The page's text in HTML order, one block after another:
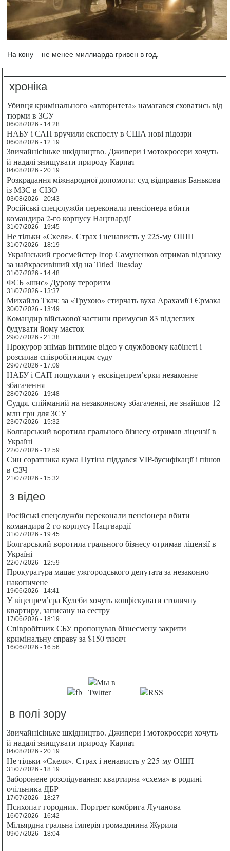
На кону – не менее миллиарда гривен в год.
хроніка
Убивця кримінального «авторитета» намагався сховатись від
тюрми в ЗСУ
06/08/2026 - 14:28
НАБУ і САП вручили експослу в США нові підозри
06/08/2026 - 12:19
Звичайнісіньке шкідництво. Джипери і мотокросери хочуть
й надалі знищувати природу Карпат
04/08/2026 - 20:19
Розкрадання міжнародної допомоги: суд відправив Банькова
із МЗС в СІЗО
03/08/2026 - 20:43
Російські спецслужби переконали пенсіонера вбити
командира 2-го корпусу Нацгвардії
31/07/2026 - 19:45
Не тільки «Скеля». Страх і ненависть у 225-му ОШП
31/07/2026 - 18:19
Український гросмейстер Ігор Самуненков отримав відзнаку
за найкрасивіший хід на Titled Tuesday
31/07/2026 - 14:48
ФСБ «шиє» Дурову тероризм
31/07/2026 - 13:37
Михайло Ткач: за «Трухою» стирчать вуха Арахамії і Єрмака
30/07/2026 - 13:49
Командир військової частини примусив 83 підлеглих
будувати йому маєток
29/07/2026 - 21:38
Прокурор знімав інтимне відео у службовому кабінеті і
розсилав співробітницям суду
29/07/2026 - 17:09
НАБУ і САП пошукали у ексвіцепрем’єрки незаконне
збагачення
28/07/2026 - 19:48
Суддя, спійманий на незаконному збагаченні, не знайшов 12
млн грн для ЗСУ
23/07/2026 - 15:32
Болгарський воротила грального бізнесу отримав ліцензії в
Україні
22/07/2026 - 12:59
Син соратника кума Путіна піддався VIP-бусифікації і пішов
в СЗЧ
21/07/2026 - 15:32
з відео
Російські спецслужби переконали пенсіонера вбити
командира 2-го корпусу Нацгвардії
31/07/2026 - 19:45
Болгарський воротила грального бізнесу отримав ліцензії в
Україні
22/07/2026 - 12:59
Прокуратура мацає ужгородського депутата за незаконно
накопичене
19/06/2026 - 14:41
У віцепрем’єра Кулеби хочуть конфіскувати столичну
квартиру, записану на сестру
17/06/2026 - 18:19
Співробітник СБУ пропонував бізнесмену закрити
кримінальну справу за $150 тисяч
16/06/2026 - 16:56
в полі зору
Звичайнісіньке шкідництво. Джипери і мотокросери хочуть
й надалі знищувати природу Карпат
04/08/2026 - 20:19
Не тільки «Скеля». Страх і ненависть у 225-му ОШП
31/07/2026 - 18:19
Заборонене розслідування: квартирна «схема» в родині
очільника ДБР
17/07/2026 - 18:27
Психопат-городник. Портрет комбрига Лучанова
16/07/2026 - 16:42
Мільярдна гральна імперія громадянина Журила
09/07/2026 - 18:04